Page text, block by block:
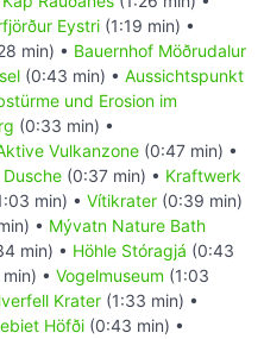
Eystri (1:19 min) •
min) • Bauernhof Möðrudalur
(0:43 min) • Aussichtspunkt
und Erosion im
(0:33 min) •
Vulkanzone (0:47 min) •
Dusche (0:37 min) • Kraftwerk
min) • Vítikrater (0:39 min)
• Mývatn Nature Bath
min) • Höhle Stóragjá (0:43
• Vogelmuseum (1:03
Krater (1:33 min) •
Höfði (0:43 min) •